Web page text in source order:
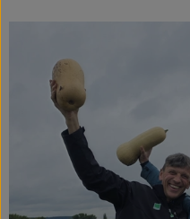
THEMENWELTEN
AUS DER REGION
Ökokisten
Obst & Gemüse